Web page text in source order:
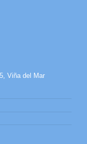
Viña del Mar